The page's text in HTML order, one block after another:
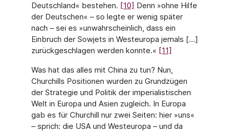
Deutschland« bestehen. [10] Denn »ohne Hilfe
der Deutschen« – so legte er wenig später
nach – sei es »unwahrscheinlich, dass ein
Einbruch der Sowjets in Westeuropa jemals […]
zurückgeschlagen werden konnte.« [11]
Was hat das alles mit China zu tun? Nun,
Churchills Positionen wurden zu Grundzügen
der Strategie und Politik der imperialistischen
Welt in Europa und Asien zugleich. In Europa
gab es für Churchill nur zwei Seiten: hier »uns«
– sprich: die USA und Westeuropa – und da